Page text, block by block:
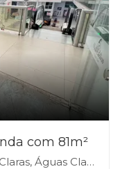
com 81m²
Águas Claras-DF